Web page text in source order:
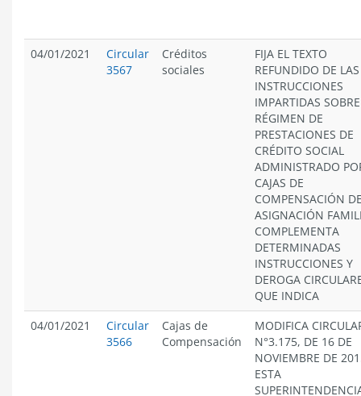
04/01/2021
Circular
3567
Créditos
sociales
FIJA EL TEXTO
REFUNDIDO DE LAS
INSTRUCCIONES
IMPARTIDAS
RÉGIMEN DE
PRESTACIONES DE
CRÉDITO SOCIAL
ADMINISTRADO
CAJAS DE
COMPENSACIÓN
ASIGNACIÓN
COMPLEMENTA
DETERMINADAS
INSTRUCCIONES Y
DEROGA
QUE INDICA
04/01/2021
Circular
3566
Cajas de
Compensación
MODIFICA
N°3.175, DE 16 DE
NOVIEMBRE DE
ESTA